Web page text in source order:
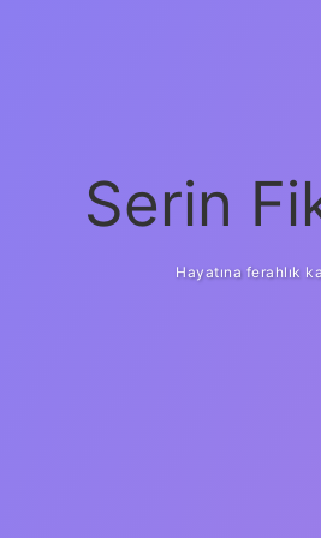
Serin
Hayatına ferahlık